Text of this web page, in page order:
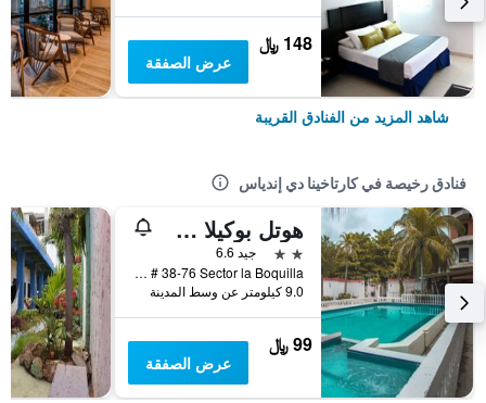
148 ﷼
عرض الصفقة
شاهد المزيد من الفنادق القريبة
فنادق رخيصة في كارتاخينا دي إندياس
هوتل بوكيلا سويتس
2 نجمتين
جيد 6.6
Cra 9 # 38-76 Sector la Boquilla, كارتاخينا دي إندياس, كولومبيا
9.0 كيلومتر عن وسط المدينة
99 ﷼
عرض الصفقة